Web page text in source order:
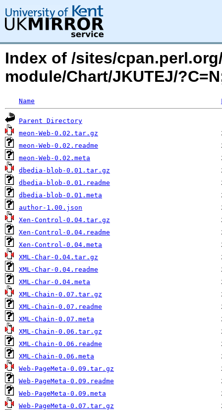
Index of /sites/
module/Chart/JKUTEJ/
Name
Parent Directory
meon-Web-0.02.tar.gz
meon-Web-0.02.readme
meon-Web-0.02.meta
dbedia-blob-0.01.tar.gz
dbedia-blob-0.01.readme
dbedia-blob-0.01.meta
author-1.00.json
Xen-Control-0.04.tar.gz
Xen-Control-0.04.readme
Xen-Control-0.04.meta
XML-Char-0.04.tar.gz
XML-Char-0.04.readme
XML-Char-0.04.meta
XML-Chain-0.07.tar.gz
XML-Chain-0.07.readme
XML-Chain-0.07.meta
XML-Chain-0.06.tar.gz
XML-Chain-0.06.readme
XML-Chain-0.06.meta
Web-PageMeta-0.09.tar.gz
Web-PageMeta-0.09.readme
Web-PageMeta-0.09.meta
Web-PageMeta-0.07.tar.gz